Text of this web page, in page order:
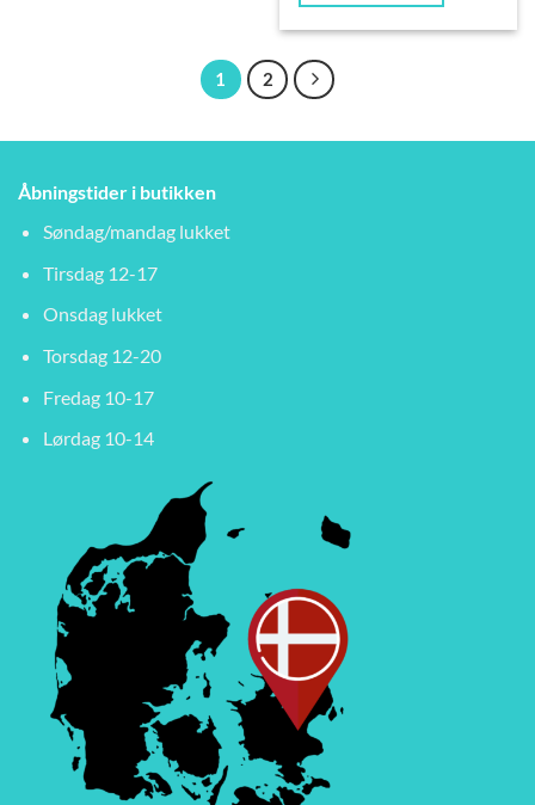
1 2
Åbningstider i butikken
Søndag/mandag lukket
Tirsdag 12-17
Onsdag lukket
Torsdag 12-20
Fredag 10-17
Lørdag 10-14